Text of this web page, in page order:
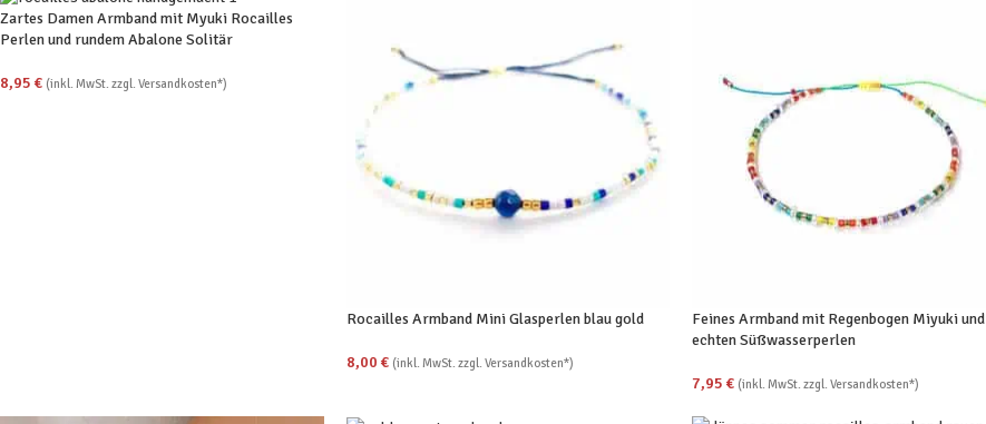
Zartes Damen Armband mit Myuki Rocailles
Perlen und rundem Abalone Solitär
8,95 € (inkl. MwSt. zzgl. Versandkosten*)
Rocailles Armband Mini Glasperlen blau gold
8,00 € (inkl. MwSt. zzgl. Versandkosten*)
Feines Armband mit Regenbogen Miyuki und
echten Süßwasserperlen
7,95 € (inkl. MwSt. zzgl. Versandkosten*)